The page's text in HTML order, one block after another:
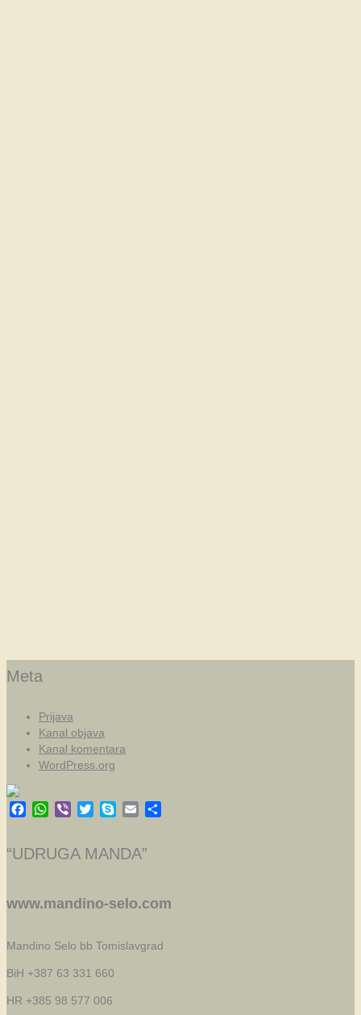
Meta
Prijava
Kanal objava
Kanal komentara
WordPress.org
Facebook
WhatsApp
Viber TwitterSkypeEmail
“UDRUGA MANDA”
www.mandino-selo.com
Mandino Selo bb Tomislavgrad
BiH +387 63 331 660
HR +385 98 577 006